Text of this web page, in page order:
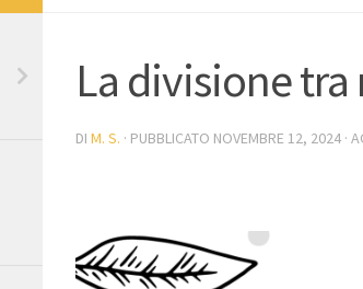
La divisione
DI M. S. · PUBBLICATO NOVEMBRE 12, 2024 ·